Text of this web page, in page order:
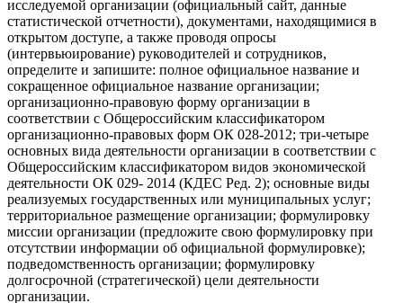
исследуемой организации (официальный сайт, данные
статистической отчетности), документами, находящимися в
открытом доступе, а также проводя опросы
(интервьюирование) руководителей и сотрудников,
определите и запишите: полное официальное название и
сокращенное официальное название организации;
организационно-правовую форму организации в
соответствии с Общероссийским классификатором
организационно-правовых форм ОК 028-2012; три-четыре
основных вида деятельности организации в соответствии с
Общероссийским классификатором видов экономической
деятельности ОК 029- 2014 (КДЕС Ред. 2); основные виды
реализуемых государственных или муниципальных услуг;
территориальное размещение организации; формулировку
миссии организации (предложите свою формулировку при
отсутствии информации об официальной формулировке);
подведомственность организации; формулировку
долгосрочной (стратегической) цели деятельности
организации.